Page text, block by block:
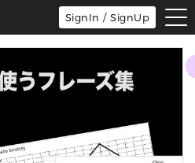
SignIn / SignUp